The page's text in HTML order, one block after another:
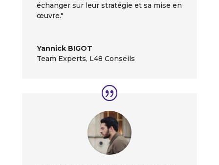
échanger sur leur stratégie et sa mise en
œuvre."
Yannick BIGOT
Team Experts, L48 Conseils